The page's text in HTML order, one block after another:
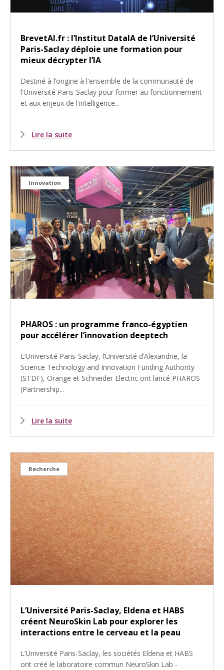
BrevetAI.fr : l’Institut DataIA de l’Université
Paris-Saclay déploie une formation pour
mieux décrypter l’IA
Destiné à l’origine à l'ensemble de la communauté de
l'Université Paris-Saclay pour former au fonctionnement
et aux enjeux de l'intelligence...
Lire la suite
Innovation
PHAROS : un programme franco-égyptien
pour accélérer l’innovation deeptech
L’Université Paris-Saclay, l’Université d’Alexandrie, la
Science Technology and Innovation Funding Authority
(STDF), Orange et Schneider Electric ont lancé PHAROS
(Partnership...
Lire la suite
Recherche
L’Université Paris-Saclay, Eldena et HABS
créent NeuroSkin Lab pour explorer les
interactions entre le cerveau et la peau
L’Université Paris-Saclay, les sociétés Eldena et HABS
ont créé le laboratoire commun NeuroSkin Lab -